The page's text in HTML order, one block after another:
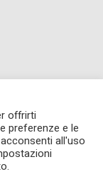
Newsteca S.r.l.
Via Larga, 6
offrirti
preferenze e le
all'uso